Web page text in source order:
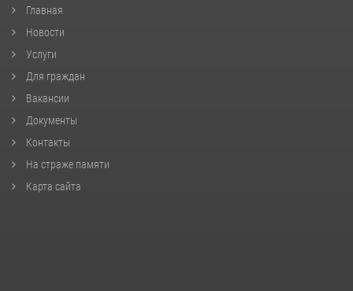
Главная
Новости
Услуги
Для граждан
Вакансии
Документы
Контакты
На страже памяти
Карта сайта